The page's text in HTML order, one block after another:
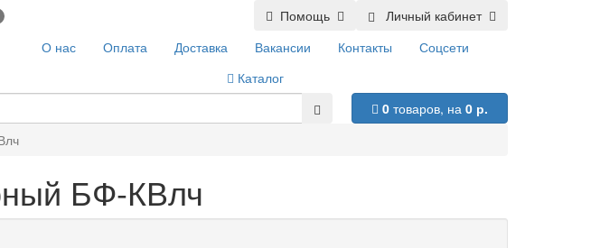
Личный кабинет
Помощь
О нас Оплата Доставка Вакансии Контакты
Соцсети
Каталог
0товаров, на 0 р.
БФ-КВлч